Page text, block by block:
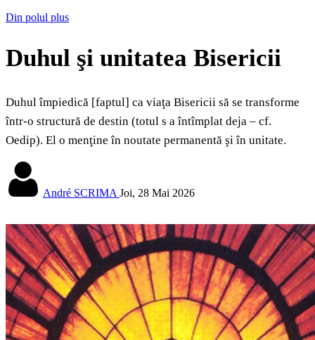
Din polul plus
Duhul şi unitatea Bisericii
Duhul împiedică [faptul] ca viaţa Bisericii să se transforme
într-o structură de destin (totul s a întîmplat deja – cf.
Oedip). El o menţine în noutate permanentă şi în unitate.
André SCRIMA Joi, 28 Mai 2026